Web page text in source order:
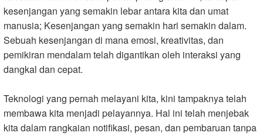
kesenjangan yang semakin lebar antara kita dan umat
manusia; Kesenjangan yang semakin hari semakin dalam.
Sebuah kesenjangan di mana emosi, kreativitas, dan
pemikiran mendalam telah digantikan oleh interaksi yang
dangkal dan cepat.
Teknologi yang pernah melayani kita, kini tampaknya telah
membawa kita menjadi pelayannya. Hal ini telah menjebak
kita dalam rangkaian notifikasi, pesan, dan pembaruan tanpa